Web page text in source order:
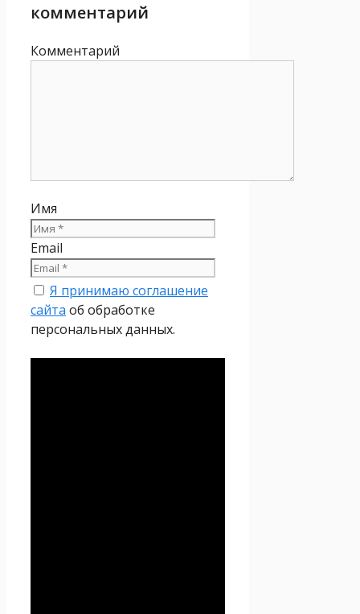
комментарий
Комментарий
Имя
Email
Я принимаю соглашение
сайта об обработке
персональных данных.